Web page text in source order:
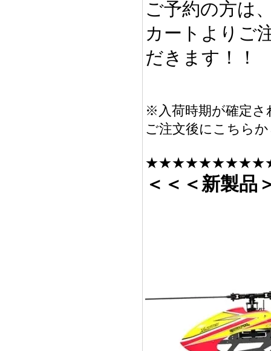
ご予約の方は
カートよりご
だきます！！
※入荷時期が確定さ
ご注文後にこちら
＜＜＜新製品